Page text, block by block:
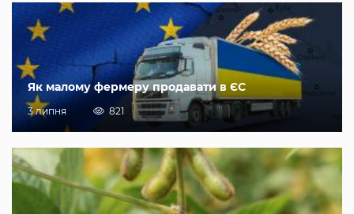
Як малому фермеру продавати в ЄС
3 липня 821